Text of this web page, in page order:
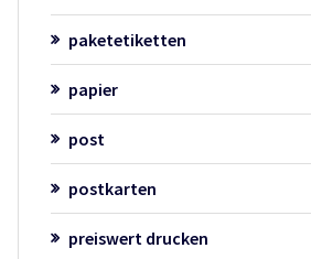
paketetiketten
papier
post
postkarten
preiswert drucken